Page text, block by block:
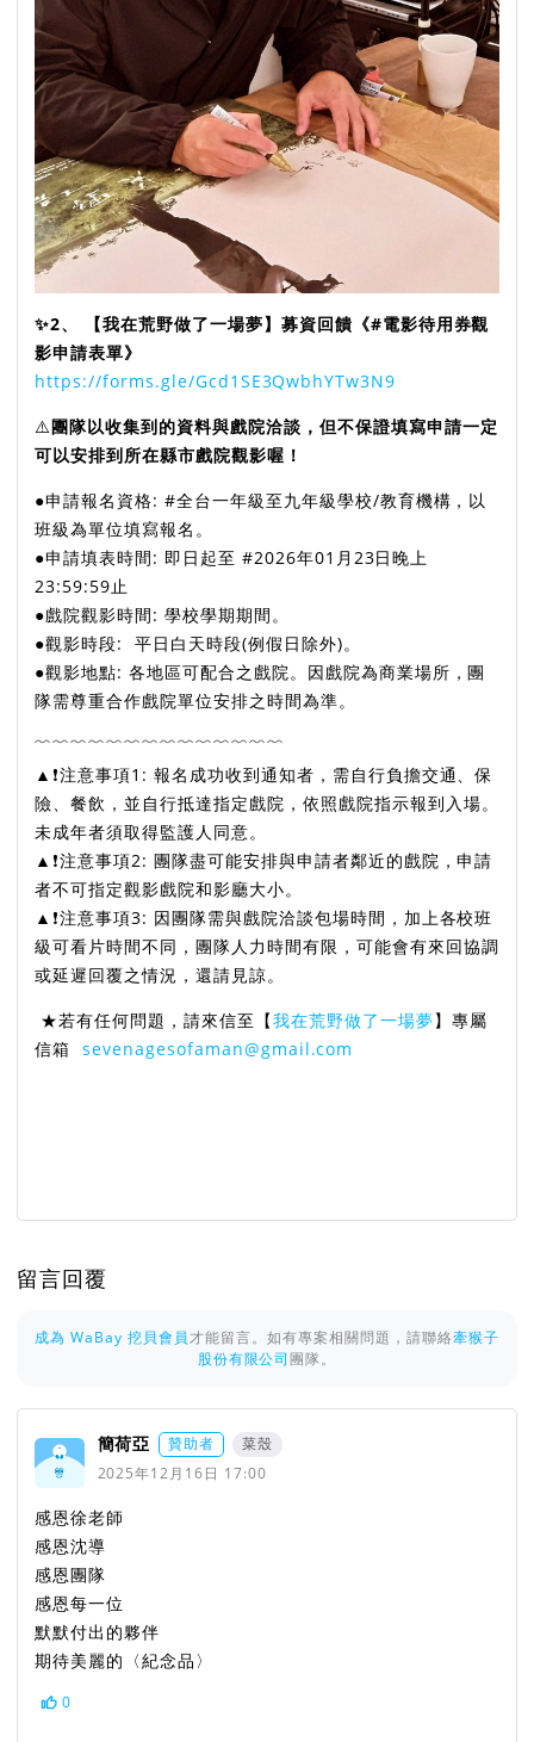
✨️2、 【我在荒野做了一場夢】募資回饋《#電影待用券觀
影申請表單》
https://forms.gle/Gcd1SE3QwbhYTw3N9
⚠️團隊以收集到的資料與戲院洽談，但不保證填寫申請一定
可以安排到所在縣市戲院觀影喔！
●申請報名資格: #全台一年級至九年級學校/教育機構，以
班級為單位填寫報名。
●申請填表時間: 即日起至 #2026年01月23日晚上
23:59:59止
●戲院觀影時間: 學校學期期間。
●觀影時段: 平日白天時段(例假日除外)。
●觀影地點: 各地區可配合之戲院。因戲院為商業場所，團
隊需尊重合作戲院單位安排之時間為準。
﹌﹌﹌﹌﹌﹌﹌﹌﹌﹌﹌﹌﹌﹌
▲❗️注意事項1: 報名成功收到通知者，需自行負擔交通、保
險、餐飲，並自行抵達指定戲院，依照戲院指示報到入場。
未成年者須取得監護人同意。
▲❗️注意事項2: 團隊盡可能安排與申請者鄰近的戲院，申請
者不可指定觀影戲院和影廳大小。
▲❗️注意事項3: 因團隊需與戲院洽談包場時間，加上各校班
級可看片時間不同，團隊人力時間有限，可能會有來回協調
或延遲回覆之情況，還請見諒。
★若有任何問題，請來信至【我在荒野做了一場夢】專屬
信箱 sevenagesofaman@gmail.com
留言回覆
成為 WaBay 挖貝會員才能留言。如有專案相關問題，請聯絡牽猴子
股份有限公司團隊。
簡荷亞 贊助者
菜殼
2025年12月16日 17:00
感恩徐老師
感恩沈導
感恩團隊
感恩每一位
默默付出的夥伴
期待美麗的〈紀念品〉
0